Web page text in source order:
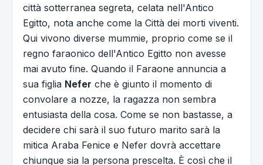
città sotterranea segreta, celata nell'Antico
Egitto, nota anche come la Città dei morti viventi.
Qui vivono diverse mummie, proprio come se il
regno faraonico dell'Antico Egitto non avesse
mai avuto fine. Quando il Faraone annuncia a
sua figlia Nefer che è giunto il momento di
convolare a nozze, la ragazza non sembra
entusiasta della cosa. Come se non bastasse, a
decidere chi sarà il suo futuro marito sarà la
mitica Araba Fenice e Nefer dovrà accettare
chiunque sia la persona prescelta. È così che il